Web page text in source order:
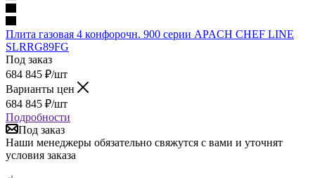
Плита газовая 4 конфорочн. 900 серии APACH CHEF LINE
SLRRG89FG
Под заказ
684 845 ₽/шт
Варианты цен
684 845 ₽/шт
Подробности
Под заказ
Наши менеджеры обязательно свяжутся с вами и уточнят
условия заказа